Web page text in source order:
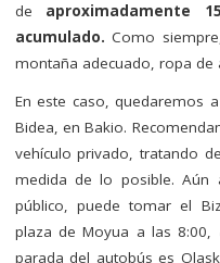
de aproximadamente
acumulado.Como
montaña adecuado, ropa de
En este caso, quedaremos
Bidea, en Bakio.
vehículo privado, tratando
medida de lo posible. Aún
público, puede tomar el
plaza de Moyua a las 8:00,
parada del autobús es